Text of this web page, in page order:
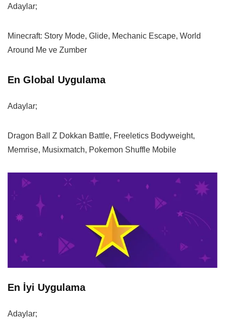
Adaylar;
Minecraft: Story Mode, Glide, Mechanic Escape, World
Around Me ve Zumber
En Global Uygulama
Adaylar;
Dragon Ball Z Dokkan Battle, Freeletics Bodyweight,
Memrise, Musixmatch, Pokemon Shuffle Mobile
En İyi Uygulama
Adaylar;